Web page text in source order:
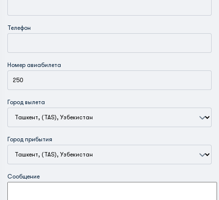
Телефон
Номер авиабилета
Город вылета
Город прибытия
Сообщение